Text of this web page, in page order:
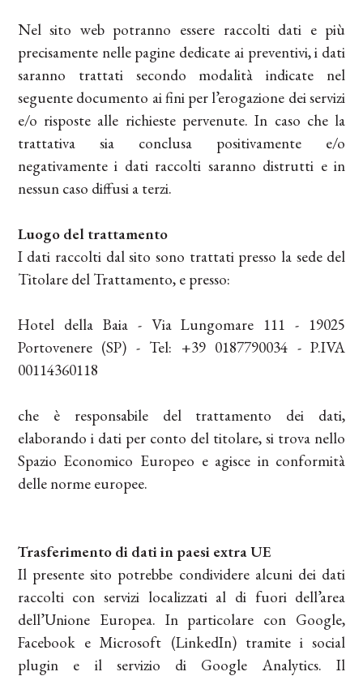
Nel sito web potranno essere raccolti dati e più
precisamente nelle pagine dedicate ai preventivi, i dati
saranno trattati secondo modalità indicate nel
seguente documento ai fini per l’erogazione dei servizi
e/o risposte alle richieste pervenute. In caso che la
trattativa sia conclusa positivamente e/o
negativamente i dati raccolti saranno distrutti e in
nessun caso diffusi a terzi.
Luogo del trattamento
I dati raccolti dal sito sono trattati presso la sede del
Titolare del Trattamento, e presso:
Hotel della Baia - Via Lungomare 111 - 19025
Portovenere (SP) - Tel: +39 0187790034 - P.IVA
00114360118
che è responsabile del trattamento dei dati,
elaborando i dati per conto del titolare, si trova nello
Spazio Economico Europeo e agisce in conformità
delle norme europee.
Trasferimento di dati in paesi extra UE
Il presente sito potrebbe condividere alcuni dei dati
raccolti con servizi localizzati al di fuori dell’area
dell’Unione Europea. In particolare con Google,
Facebook e Microsoft (LinkedIn) tramite i social
plugin e il servizio di Google Analytics. Il